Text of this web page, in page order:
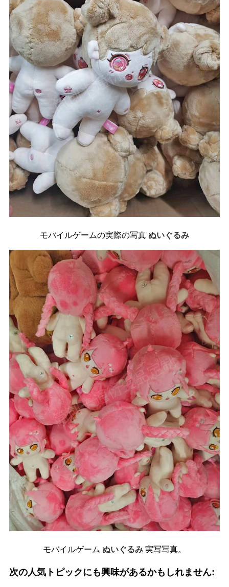
モバイルゲームの実際の写真 ぬいぐるみ
モバイルゲーム ぬいぐるみ実写写真。
次の人気トピックにも興味があるかもしれません: